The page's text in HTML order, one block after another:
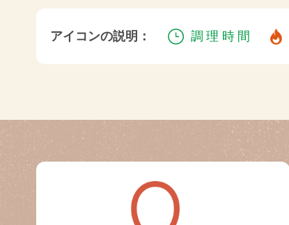
アイコンの説明： 調理時間